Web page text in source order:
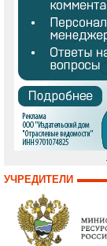
УЧРЕДИТЕЛИ